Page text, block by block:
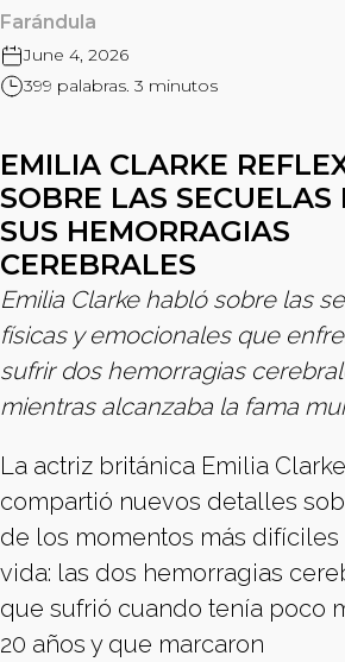
Farándula
June 4, 2026
399 palabras. 3 minutos
EMILIA CLARKE
SOBRE LAS SECUELAS
SUS HEMORRAGIAS
CEREBRALES
Emilia Clarke habló sobre las
físicas y emocionales que
sufrir dos hemorragias
mientras alcanzaba la fama
La actriz británica Emilia Clarke
compartió nuevos detalles
de los momentos más difíciles
vida: las dos hemorragias
que sufrió cuando tenía poco
20 años y que marcaron